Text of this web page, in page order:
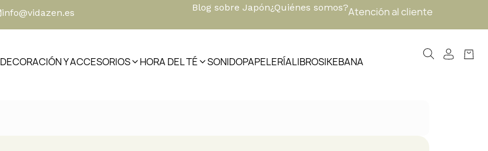
info@vidazen.es Blog sobre Japón¿Quiénes somos?Atención al cliente
DECORACIÓN Y ACCESORIOS HORA DEL TÉ SONIDOPAPELERÍALIBROSIKEBANA